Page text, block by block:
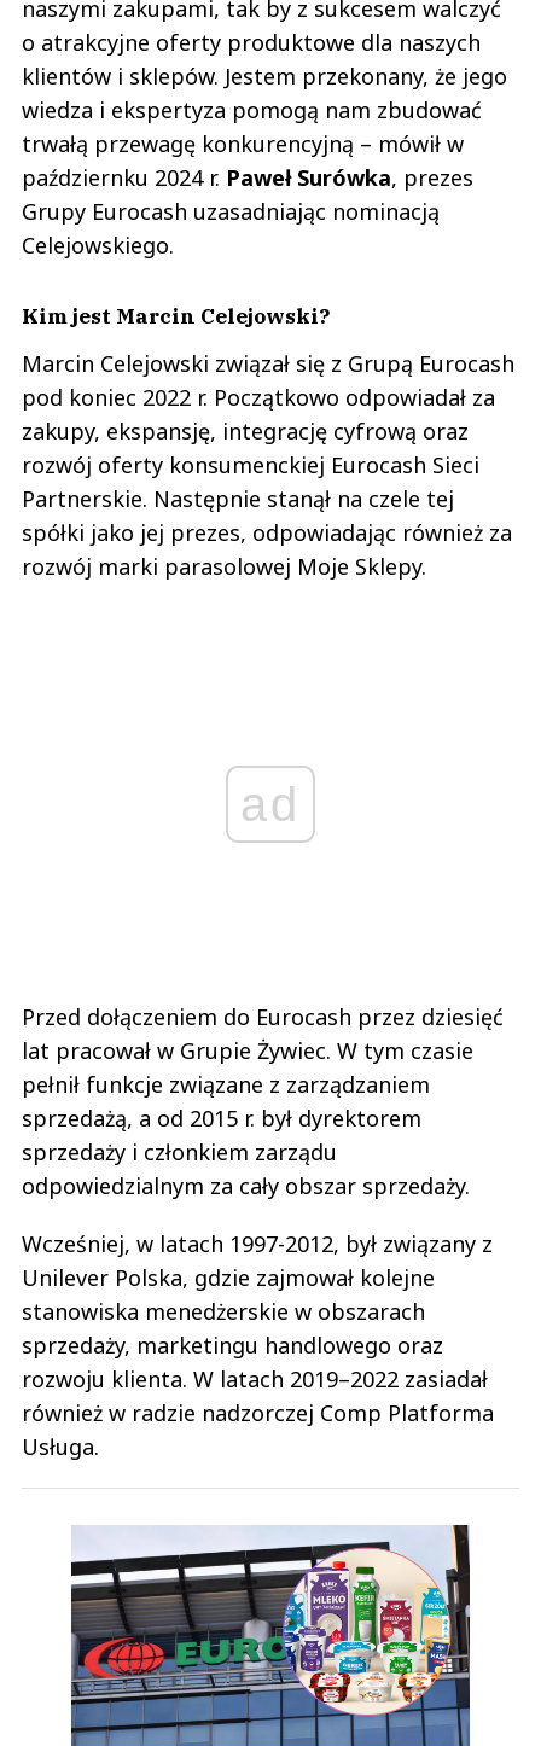
naszymi zakupami, tak by z sukcesem walczyć
o atrakcyjne oferty produktowe dla naszych
klientów i sklepów. Jestem przekonany, że jego
wiedza i ekspertyza pomogą nam zbudować
trwałą przewagę konkurencyjną – mówił w
październku 2024 r. Paweł Surówka, prezes
Grupy Eurocash uzasadniając nominacją
Celejowskiego.
Kim jest Marcin Celejowski?
Marcin Celejowski związał się z Grupą Eurocash
pod koniec 2022 r. Początkowo odpowiadał za
zakupy, ekspansję, integrację cyfrową oraz
rozwój oferty konsumenckiej Eurocash Sieci
Partnerskie. Następnie stanął na czele tej
spółki jako jej prezes, odpowiadając również za
rozwój marki parasolowej Moje Sklepy.
ad
Przed dołączeniem do Eurocash przez dziesięć
lat pracował w Grupie Żywiec. W tym czasie
pełnił funkcje związane z zarządzaniem
sprzedażą, a od 2015 r. był dyrektorem
sprzedaży i członkiem zarządu
odpowiedzialnym za cały obszar sprzedaży.
Wcześniej, w latach 1997-2012, był związany z
Unilever Polska, gdzie zajmował kolejne
stanowiska menedżerskie w obszarach
sprzedaży, marketingu handlowego oraz
rozwoju klienta. W latach 2019–2022 zasiadał
również w radzie nadzorczej Comp Platforma
Usługa.